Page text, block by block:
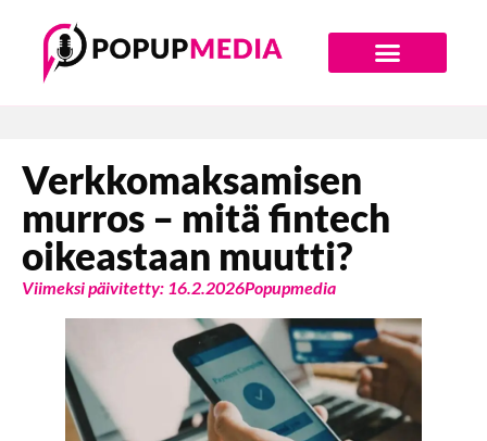
Verkkomaksamisen
murros – mitä fintech
oikeastaan muutti?
Viimeksi päivitetty: 16.2.2026Popupmedia